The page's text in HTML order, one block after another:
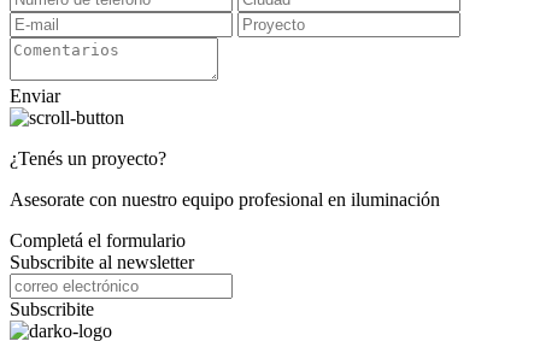
Enviar
¿Tenés un proyecto?
Asesorate con nuestro equipo profesional en iluminación
Completá el formulario
Subscribite al newsletter
Subscribite